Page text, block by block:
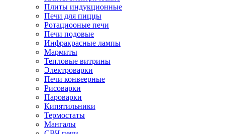
Плиты индукционные
Печи для пиццы
Ротациооные печи
Печи подовые
Инфракрасные лампы
Мармиты
Тепловые витрины
Электроварки
Печи конвеерные
Рисоварки
Пароварки
Кипятильники
Термостаты
Мангалы